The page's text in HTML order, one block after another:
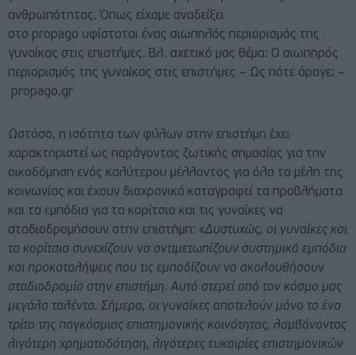
ανθρωπότητας. Όπως είχαμε αναδείξει
στο propago υφίσταται ένας σιωπηλός περιορισμός της
γυναίκας στις επιστήμες. Βλ. σχετικό μας θέμα: Ο σιωπηρός
περιορισμός της γυναίκας στις επιστήμες – Ως πότε άραγε; –
propago.gr
Ωστόσο, η ισότητα των φύλων στην επιστήμη έχει
χαρακτηριστεί ως παράγοντας ζωτικής σημασίας για την
οικοδόμηση ενός καλύτερου μέλλοντος για όλα τα μέλη της
κοινωνίας και έχουν διαχρονικά καταγραφεί τα προβλήματα
και τα εμπόδια για τα κορίτσια και τις γυναίκες να
σταδιοδρομήσουν στην επιστήμη: «Δυστυχώς, οι γυναίκες και
τα κορίτσια συνεχίζουν να αντιμετωπίζουν συστημικά εμπόδια
και προκαταλήψεις που τις εμποδίζουν να ακολουθήσουν
σταδιοδρομία στην επιστήμη. Αυτό στερεί από τον κόσμο μας
μεγάλα ταλέντα. Σήμερα, οι γυναίκες αποτελούν μόνο το ένα
τρίτο της παγκόσμιας επιστημονικής κοινότητας, λαμβάνοντας
λιγότερη χρηματοδότηση, λιγότερες ευκαιρίες επιστημονικών